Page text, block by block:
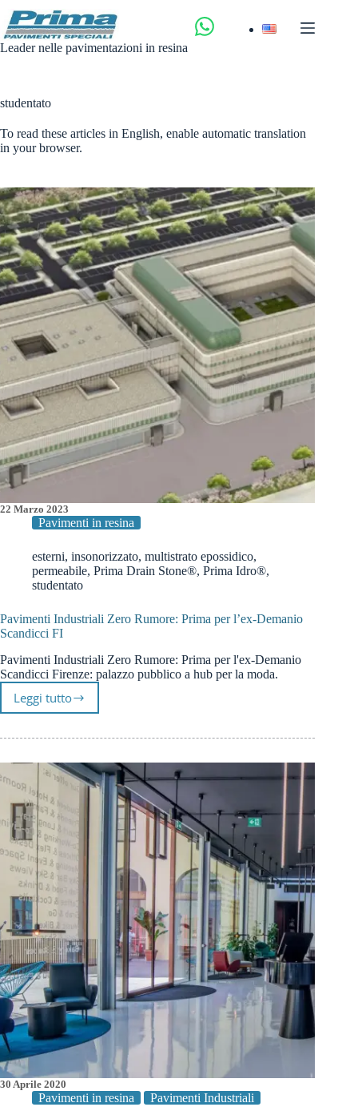
contenuto
Leader nelle pavimentazioni in resina
studentato
To read these articles in English, enable automatic translation
in your browser.
22 Marzo 2023
Pavimenti in resina
esterni, insonorizzato, multistrato epossidico,
permeabile, Prima Drain Stone®, Prima Idro®,
studentato
Pavimenti Industriali Zero Rumore: Prima per l’ex-Demanio
Scandicci FI
Pavimenti Industriali Zero Rumore: Prima per l'ex-Demanio
Scandicci Firenze: palazzo pubblico a hub per la moda.
Leggi tuttoPavimenti
Zero
Prima
per
l’ex-
Demanio
Scandicci
FI
30 Aprile 2020
Pavimenti in resina Pavimenti Industriali